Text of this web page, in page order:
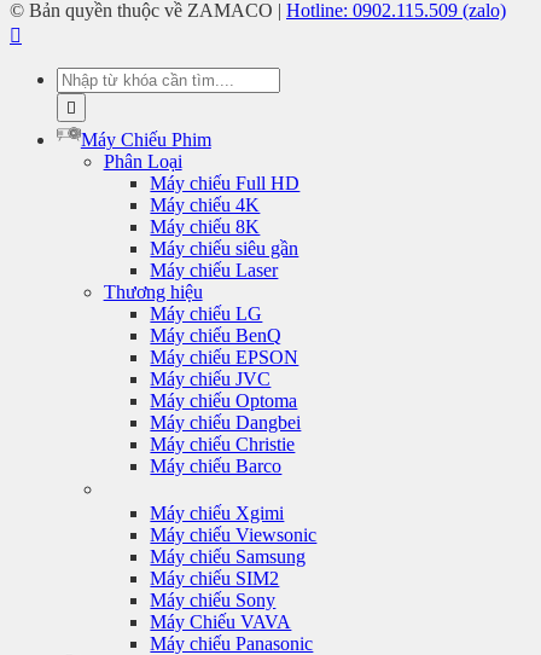
© Bản quyền thuộc về ZAMACO | Hotline: 0902.115.509 (zalo)
Tìm
kiếm:
Máy Chiếu Phim
Phân Loại
Máy chiếu Full HD
Máy chiếu 4K
Máy chiếu 8K
Máy chiếu siêu gần
Máy chiếu Laser
Thương hiệu
Máy chiếu LG
Máy chiếu BenQ
Máy chiếu EPSON
Máy chiếu JVC
Máy chiếu Optoma
Máy chiếu Dangbei
Máy chiếu Christie
Máy chiếu Barco
Máy chiếu Xgimi
Máy chiếu Viewsonic
Máy chiếu Samsung
Máy chiếu SIM2
Máy chiếu Sony
Máy Chiếu VAVA
Máy chiếu Panasonic